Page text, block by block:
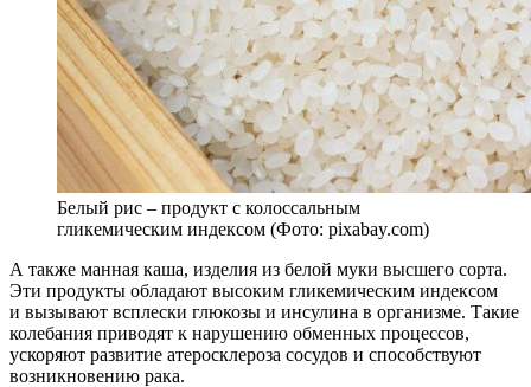
Белый рис – продукт с колоссальным
гликемическим индексом (Фото: pixabay.com)
А также манная каша, изделия из белой муки высшего сорта.
Эти продукты обладают высоким гликемическим индексом
и вызывают всплески глюкозы и инсулина в организме. Такие
колебания приводят к нарушению обменных процессов,
ускоряют развитие атеросклероза сосудов и способствуют
возникновению рака.